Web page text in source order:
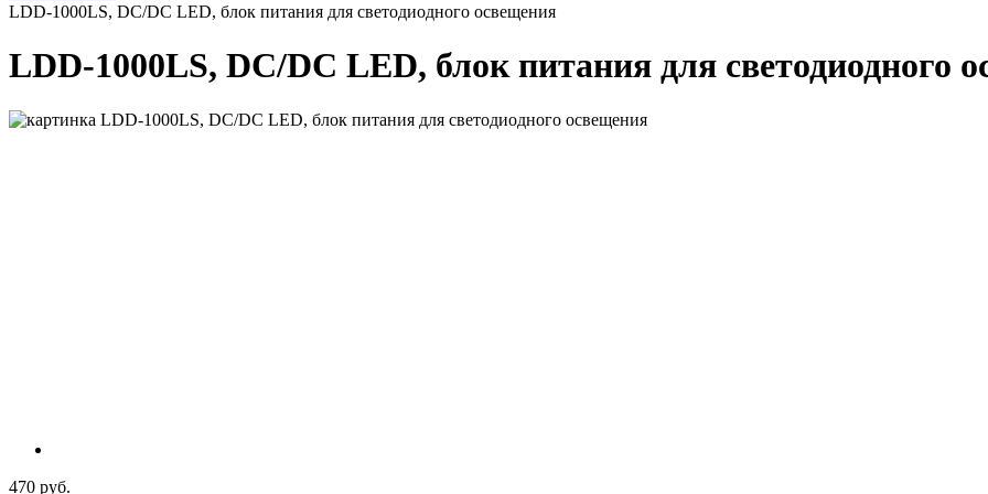
LDD-1000LS, DC/DC LED, блок питания для светодиодного освещения
LDD-1000LS, DC/DC LED, блок питания для светодиодного
470 руб.